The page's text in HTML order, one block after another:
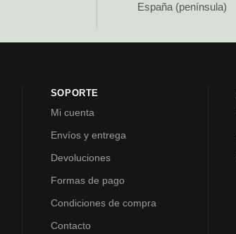
España (península)
SOPORTE
Mi cuenta
Envíos y entrega
Devoluciones
Formas de pago
Condiciones de compra
Contacto